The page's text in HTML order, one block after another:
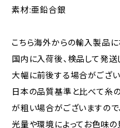
素材:亜鉛合銀
こちら海外からの輸入製品に
国内に入荷後、検品して発
大幅に前後する場合がござい
日本の品質基準と比べて糸
が粗い場合がございますので
光量や環境によってお色味